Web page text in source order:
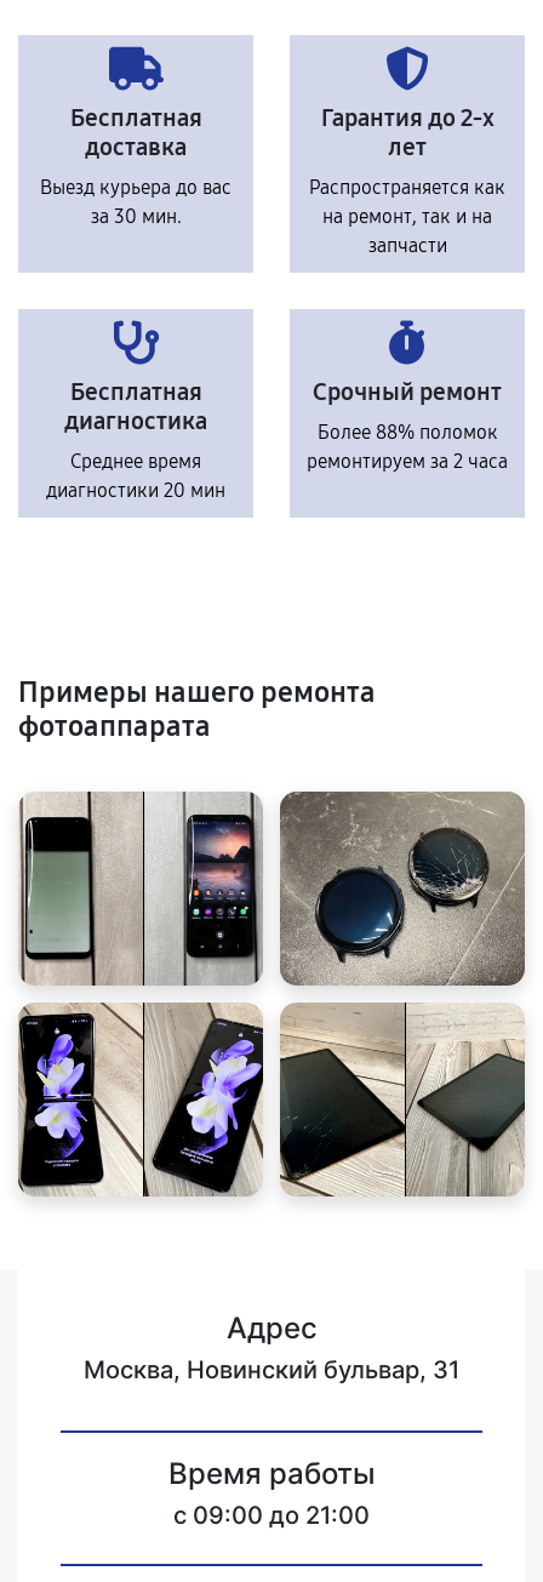
Бесплатная
доставка
Выезд курьера до вас
за 30 мин.
Гарантия до 2-х
лет
Распространяется как
на ремонт, так и на
запчасти
Бесплатная
диагностика
Среднее время
диагностики 20 мин
Срочный ремонт
Более 88% поломок
ремонтируем за 2 часа
Примеры нашего ремонта
фотоаппарата
Адрес
Москва, Новинский бульвар, 31
Время работы
c 09:00 до 21:00